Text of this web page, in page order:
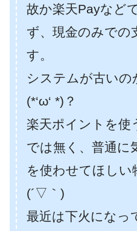
故か楽天Payなど
ず、現金のみでの
す。
システムが古いの
(*‘ω‘ *)？
楽天ポイントを使
では無く、普通に
を使わせてほしい
(´▽｀)
最近は下火になっ